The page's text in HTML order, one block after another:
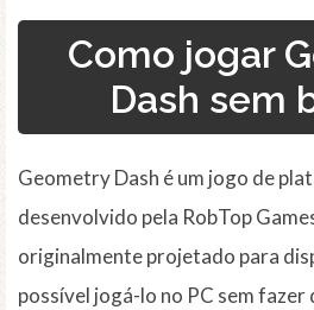
Como jogar
Dash sem
Geometry Dash é um jogo de
desenvolvido pela RobTop
originalmente projetado para
possível jogá-lo no PC sem